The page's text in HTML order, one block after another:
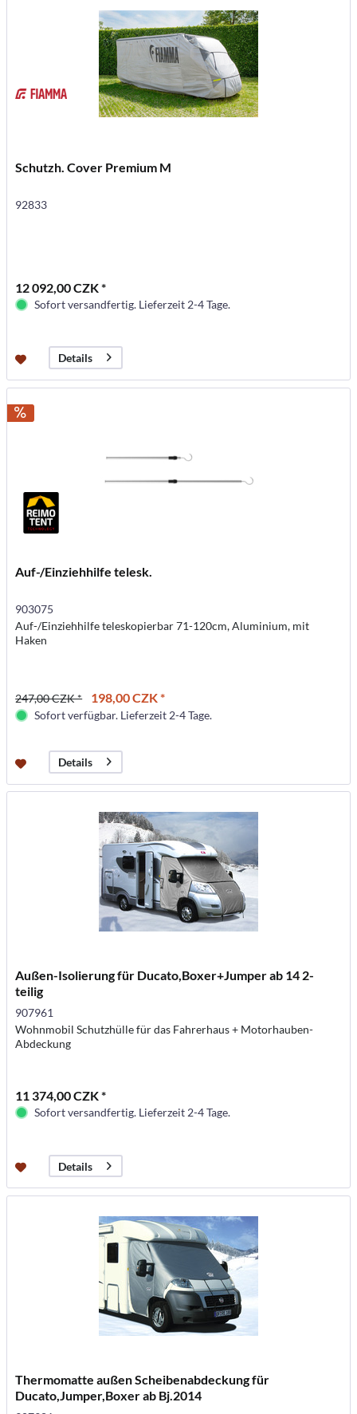
Schutzh. Cover Premium M
92833
12 092,00 CZK *
Sofort versandfertig. Lieferzeit 2-4 Tage.
Details
Auf-/Einziehhilfe telesk.
903075
Auf-/Einziehhilfe teleskopierbar 71-120cm, Aluminium, mit
Haken
247,00 CZK * 198,00 CZK *
Sofort verfügbar. Lieferzeit 2-4 Tage.
Details
Außen-Isolierung für Ducato,Boxer+Jumper ab 14 2-
teilig
907961
Wohnmobil Schutzhülle für das Fahrerhaus + Motorhauben-
Abdeckung
11 374,00 CZK *
Sofort versandfertig. Lieferzeit 2-4 Tage.
Details
Thermomatte außen Scheibenabdeckung für
Ducato,Jumper,Boxer ab Bj.2014